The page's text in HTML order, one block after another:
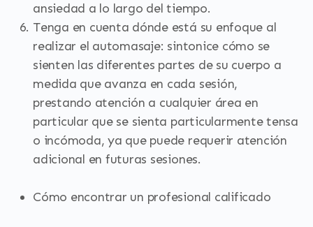
ansiedad a lo largo del tiempo.
Tenga en cuenta dónde está su enfoque al
realizar el automasaje: sintonice cómo se
sienten las diferentes partes de su cuerpo a
medida que avanza en cada sesión,
prestando atención a cualquier área en
particular que se sienta particularmente tensa
o incómoda, ya que puede requerir atención
adicional en futuras sesiones.
Cómo encontrar un profesional calificado